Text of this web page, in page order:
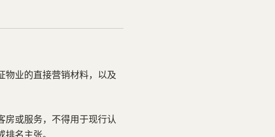
物业的直接营销材料，以及
房或服务，不得用于现行认
名主张。